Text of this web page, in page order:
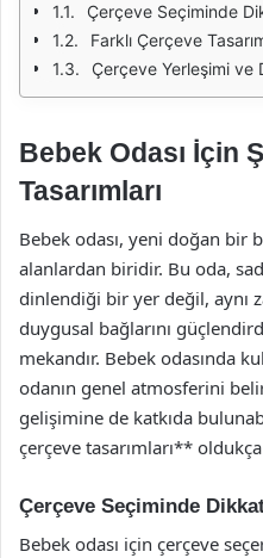
Çerçeve Seçiminde
Farklı Çerçeve
Çerçeve Yerleşimi ve
Bebek Odası İçin
Tasarımları
Bebek odası, yeni doğan bir
alanlardan biridir. Bu oda,
dinlendiği bir yer değil, aynı
duygusal bağlarını
mekandır. Bebek odasında
odanın genel atmosferini
gelişimine de katkıda
çerçeve tasarımları**
Çerçeve Seçiminde
Bebek odası için çerçeve